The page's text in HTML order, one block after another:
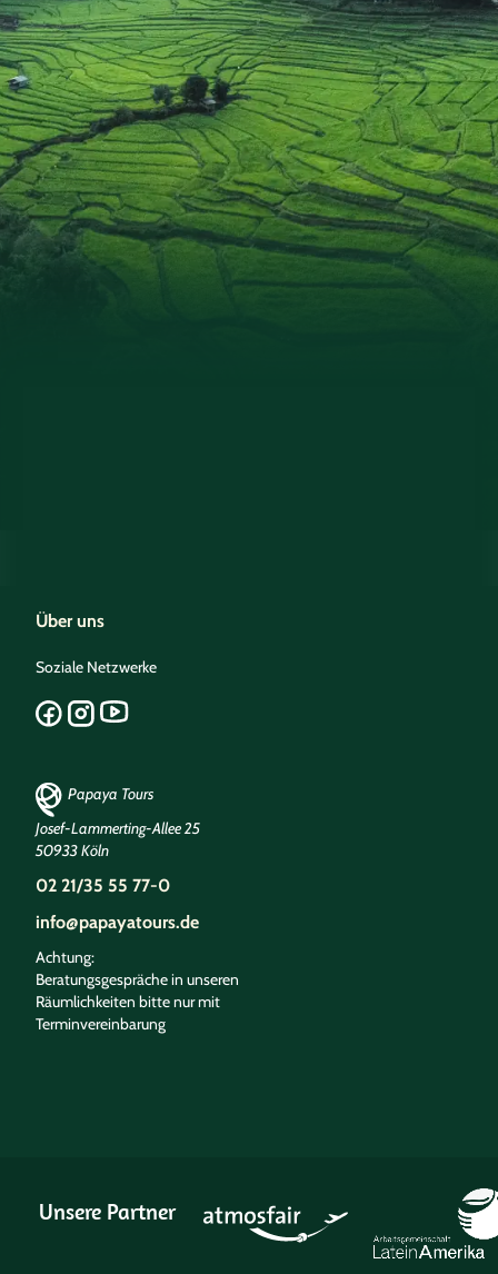
Über uns
Soziale Netzwerke
Papaya Tours
Josef-Lammerting-Allee 25
50933 Köln
02 21/35 55 77-0
info@papayatours.de
Achtung:
Beratungsgespräche in unseren
Räumlichkeiten bitte nur mit
Terminvereinbarung
Unsere Partner